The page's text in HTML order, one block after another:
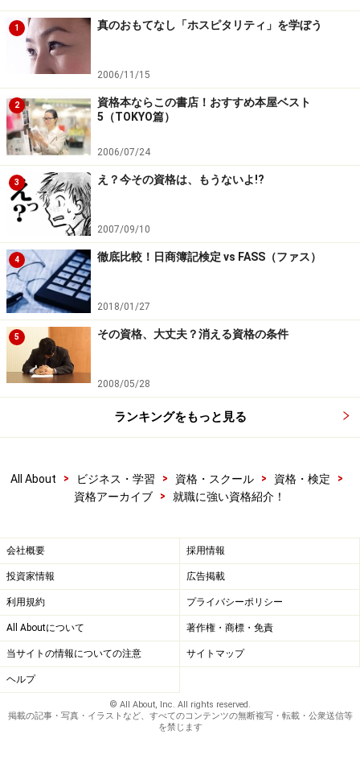
どうでしょうか。
エクセル・ワード検定を受験する！
■初級システムアドミニストレーター
初級システムアドミニストレーターは、「初級シスア
ド」とも言われる国家資格であり、パソコンなどを上手
く活用し自社内のITを推進する人材です。単に表計算や
ワープロが使えるだけでなく、自社の業務のどこにパソ
コンを使えば効率化できるかなど、会社業務にパソコン
を活用する能力を持ちます。その意味から少し難しい試
験ですが、取得すると就職にも有利になるでしょうか
ら、ぜひ挑戦されればいかがでしょうか。
初級シスアド総まとめ！
初級シスアドを目指せ！
■キーボード操作技能検定（キータッチ2000テスト）
表計算やワープロ検定、初級シスアドはパソコンソフト
の利用能力やパソコンをシステムとして活用できる能力
と正確さを試される試験です。表計算等の資格と合わせ
キータッチ2000
今回は、就職に有利なIT関連資格をご紹介しました。も
ちろん就職は資格だけで採用されるわけでありません。
しかし、資格があると有利な面もありますので、ぜひが
んばって資格取得に挑戦してはどうでしょうか。
＜関連リンク＞
1 真のおもてなし「ホスピタリティ」を学ぼう
2006/11/15
2
資格本ならこの書店！おすすめ本屋ベスト
5（TOKYO篇）
2006/07/24
3 え？今その資格は、もうないよ!?
2007/09/10
4 徹底比較！日商簿記検定 vs FASS（ファス）
2018/01/27
5 その資格、大丈夫？消える資格の条件
2008/05/28
ランキングをもっと見る
All About > ビジネス・学習 > 資格・スクール > 資格・検定
>
資格アーカイブ
> 就職に強い資格紹介！
会社概要 採用情報
投資家情報 広告掲載
利用規約 プライバシーポリシー
All Aboutについて 著作権・商標・免責
当サイトの情報についての注意 サイトマップ
ヘルプ
© All About, Inc. All rights reserved.
掲載の記事・写真・イラストなど、すべてのコンテンツの無断複写・転載・公衆送信等
を禁じます